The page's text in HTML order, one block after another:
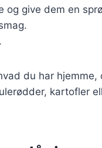
og give dem en
du har
kartofler